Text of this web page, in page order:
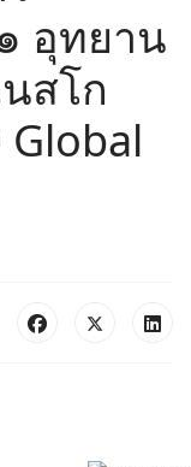
อุทยาน
สโก
Global